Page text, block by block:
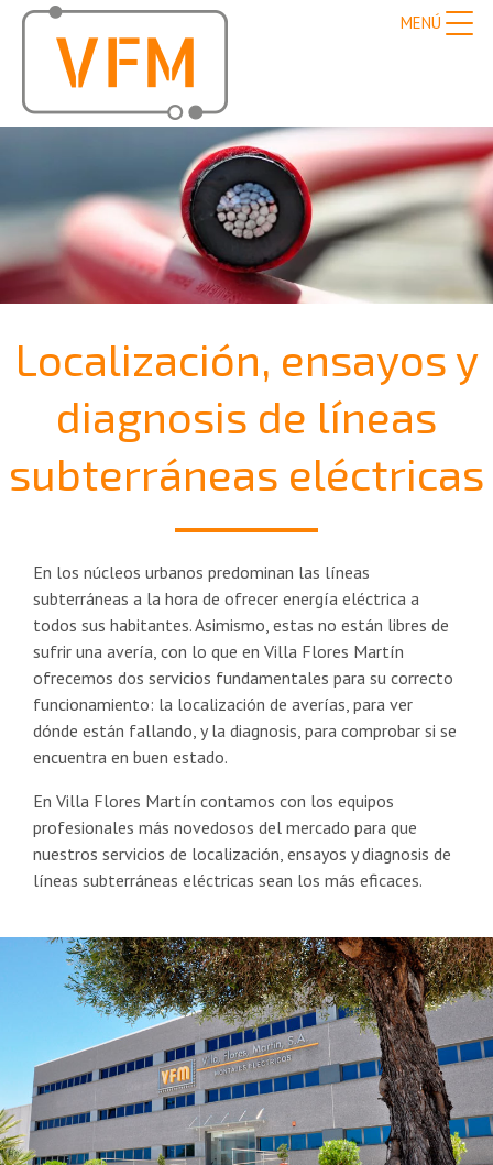
Localización, ensayos y
diagnosis de líneas
subterráneas eléctricas
En los núcleos urbanos predominan las líneas
subterráneas a la hora de ofrecer energía eléctrica a
todos sus habitantes. Asimismo, estas no están libres de
sufrir una avería, con lo que en Villa Flores Martín
ofrecemos dos servicios fundamentales para su correcto
funcionamiento: la localización de averías, para ver
dónde están fallando, y la diagnosis, para comprobar si se
encuentra en buen estado.
En Villa Flores Martín contamos con los equipos
profesionales más novedosos del mercado para que
nuestros servicios de localización, ensayos y diagnosis de
líneas subterráneas eléctricas sean los más eficaces.
MENÚ